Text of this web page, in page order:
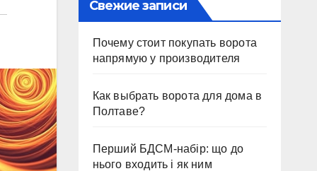
Свежие записи
Почему стоит покупать ворота
напрямую у производителя
Как выбрать ворота для дома в
Полтаве?
Перший БДСМ-набір: що до
нього входить і як ним